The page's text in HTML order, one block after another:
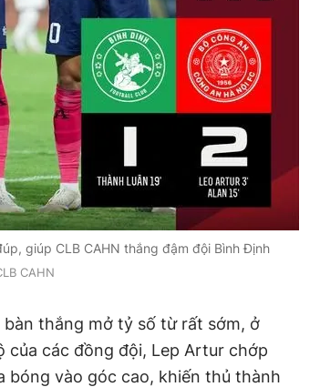
giúp CLB CAHN thắng đậm đội Bình Định
CAHN
thắng mở tỷ số từ rất sớm, ở
của các đồng đội, Lep Artur chớp
bóng vào góc cao, khiến thủ thành